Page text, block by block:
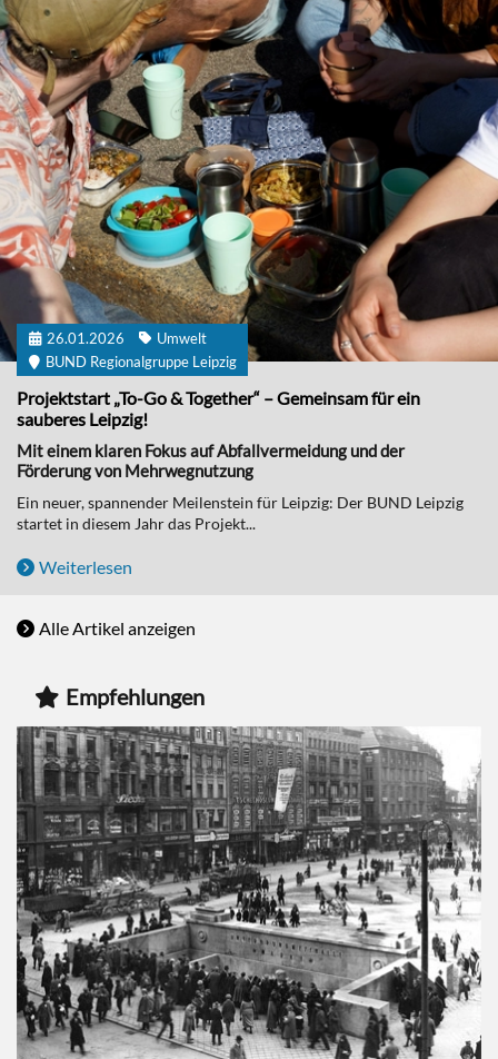
26.01.2026
Umwelt
BUND Regionalgruppe Leipzig
Projektstart „To-Go & Together“ – Gemeinsam für ein
sauberes Leipzig!
Mit einem klaren Fokus auf Abfallvermeidung und der
Förderung von Mehrwegnutzung
Ein neuer, spannender Meilenstein für Leipzig: Der BUND Leipzig
startet in diesem Jahr das Projekt...
Weiterlesen
Alle Artikel anzeigen
Empfehlungen